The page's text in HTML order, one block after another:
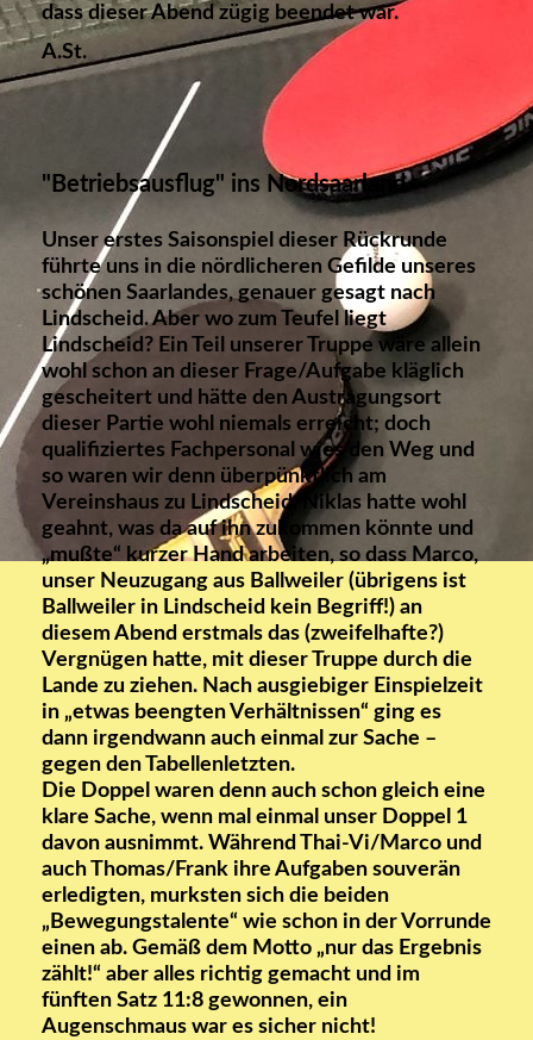
dass dieser Abend zügig beendet war.
A.St.
"Betriebsausflug" ins Nordsaarland
Unser erstes Saisonspiel dieser Rückrunde
führte uns in die nördlicheren Gefilde unseres
schönen Saarlandes, genauer gesagt nach
Lindscheid. Aber wo zum Teufel liegt
Lindscheid? Ein Teil unserer Truppe wäre allein
wohl schon an dieser Frage/Aufgabe kläglich
gescheitert und hätte den Austragungsort
dieser Partie wohl niemals erreicht; doch
qualifiziertes Fachpersonal wies den Weg und
so waren wir denn überpünktlich am
Vereinshaus zu Lindscheid. Niklas hatte wohl
geahnt, was da auf ihn zukommen könnte und
„mußte“ kurzer Hand arbeiten, so dass Marco,
unser Neuzugang aus Ballweiler (übrigens ist
Ballweiler in Lindscheid kein Begriff!) an
diesem Abend erstmals das (zweifelhafte?)
Vergnügen hatte, mit dieser Truppe durch die
Lande zu ziehen. Nach ausgiebiger Einspielzeit
in „etwas beengten Verhältnissen“ ging es
dann irgendwann auch einmal zur Sache –
gegen den Tabellenletzten.
Die Doppel waren denn auch schon gleich eine
klare Sache, wenn mal einmal unser Doppel 1
davon ausnimmt. Während Thai-Vi/Marco und
auch Thomas/Frank ihre Aufgaben souverän
erledigten, murksten sich die beiden
„Bewegungstalente“ wie schon in der Vorrunde
einen ab. Gemäß dem Motto „nur das Ergebnis
zählt!“ aber alles richtig gemacht und im
fünften Satz 11:8 gewonnen, ein
Augenschmaus war es sicher nicht!